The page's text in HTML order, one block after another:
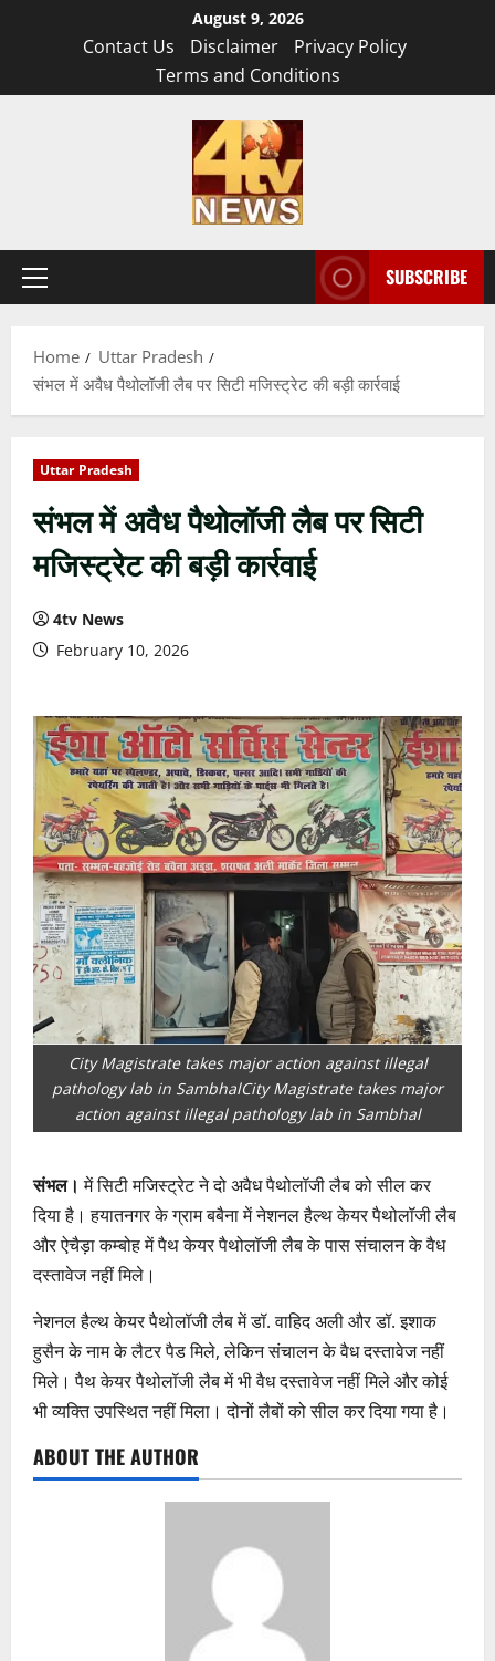
August 9, 2026
Contact Us Disclaimer
Privacy Policy
Terms and Conditions
Primary
SUBSCRIBE
Home
Uttar Pradesh
संभल में अवैध पैथोलॉजी लैब पर सिटी मजिस्ट्रेट की बड़ी कार्रवाई
Uttar Pradesh
संभल में अवैध पैथोलॉजी लैब पर सिटी
मजिस्ट्रेट की बड़ी कार्रवाई
4tv News
February 10, 2026
City Magistrate takes major action against illegal
pathology lab in SambhalCity Magistrate takes major
action against illegal pathology lab in Sambhal
संभल। में सिटी मजिस्ट्रेट ने दो अवैध पैथोलॉजी लैब को सील कर
दिया है। हयातनगर के ग्राम बबैना में नेशनल हैल्थ केयर पैथोलॉजी लैब
और ऐचैड़ा कम्बोह में पैथ केयर पैथोलॉजी लैब के पास संचालन के वैध
दस्तावेज नहीं मिले।
नेशनल हैल्थ केयर पैथोलॉजी लैब में डॉ. वाहिद अली और डॉ. इशाक
हुसैन के नाम के लैटर पैड मिले, लेकिन संचालन के वैध दस्तावेज नहीं
मिले। पैथ केयर पैथोलॉजी लैब में भी वैध दस्तावेज नहीं मिले और कोई
भी व्यक्ति उपस्थित नहीं मिला। दोनों लैबों को सील कर दिया गया है।
ABOUT THE AUTHOR